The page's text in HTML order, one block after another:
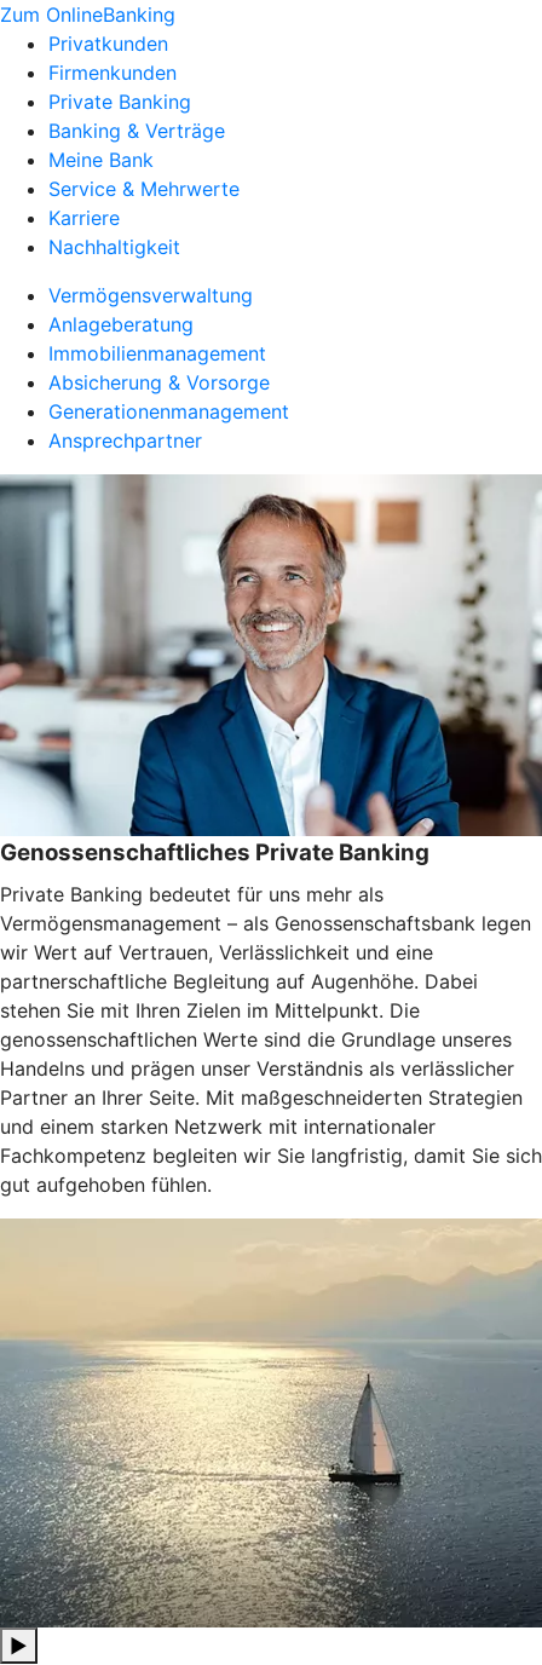
Zum OnlineBanking
Privatkunden
Firmenkunden
Private Banking
Banking & Verträge
Meine Bank
Service & Mehrwerte
Karriere
Nachhaltigkeit
Vermögensverwaltung
Anlageberatung
Immobilienmanagement
Absicherung & Vorsorge
Generationenmanagement
Ansprechpartner
Genossenschaftliches Private Banking
Private Banking bedeutet für uns mehr als
Vermögensmanagement – als Genossenschaftsbank legen
wir Wert auf Vertrauen, Verlässlichkeit und eine
partnerschaftliche Begleitung auf Augenhöhe. Dabei
stehen Sie mit Ihren Zielen im Mittelpunkt. Die
genossenschaftlichen Werte sind die Grundlage unseres
Handelns und prägen unser Verständnis als verlässlicher
Partner an Ihrer Seite. Mit maßgeschneiderten Strategien
und einem starken Netzwerk mit internationaler
Fachkompetenz begleiten wir Sie langfristig, damit Sie sich
gut aufgehoben fühlen.
▶